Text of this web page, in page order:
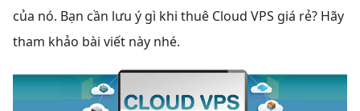
của nó. Bạn cần lưu ý gì khi thuê Cloud VPS giá rẻ? Hãy
tham khảo bài viết này nhé.